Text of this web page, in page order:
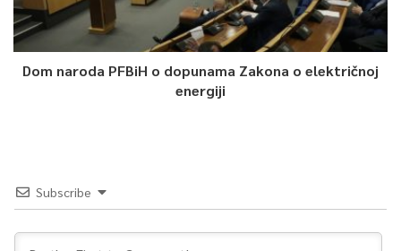
Article Rating
Dom naroda PFBiH o dopunama Zakona o električnoj
energiji
Subscribe